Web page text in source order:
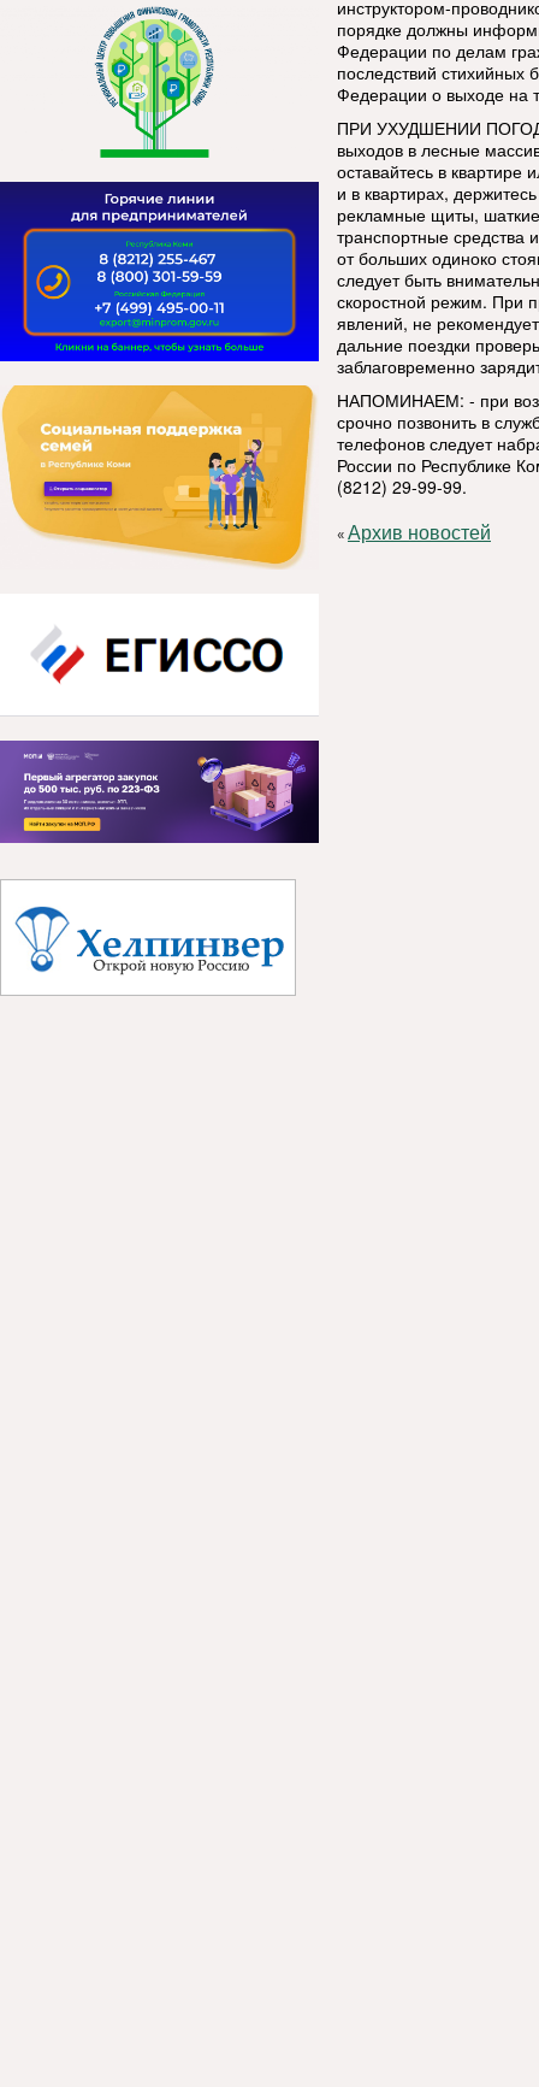
инструктором-
порядке должны
Федерации по делам
последствий стихийных
Федерации о выходе на
ПРИ УХУДШЕНИИ
выходов в лесные
оставайтесь в
и в квартирах,
рекламные щиты,
транспортные средства
от больших одиноко
следует быть
скоростной режим. При
явлений, не
дальние поездки
заблаговременно
НАПОМИНАЕМ: - при
срочно позвонить в
телефонов следует
России по Республике
(8212) 29-99-99.
«Архив новостей